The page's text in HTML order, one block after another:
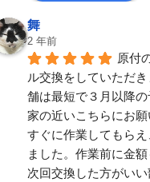
舞
2 年前
原付
ル交換をしていただ
舗は最短で３月以降
家の近いこちらにお
すぐに作業してもら
ました。作業前に金額
次回交換した方がいい